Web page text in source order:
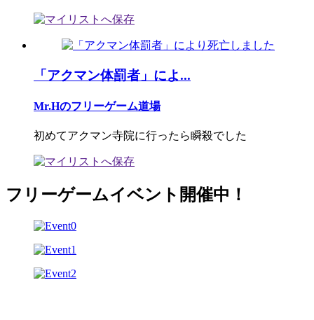
「アクマン体罰者」によ...
Mr.Hのフリーゲーム道場
初めてアクマン寺院に行ったら瞬殺でした
フリーゲームイベント開催中！